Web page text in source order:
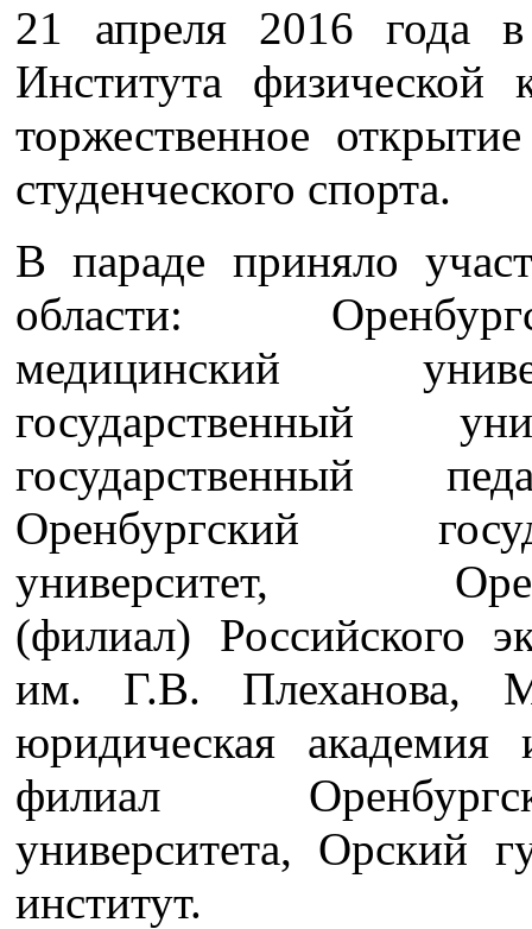
21 апреля 2016 года в
Института
торжественное
студенческого спорта.
В параде приняло
области:
медицинский
государственный
государственный
Оренбургский
университет,
(филиал) Российского
им. Г.В. Плеханова,
юридическая академия
филиал
университета, Орский
институт.